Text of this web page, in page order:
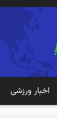
اخبار ورزشی